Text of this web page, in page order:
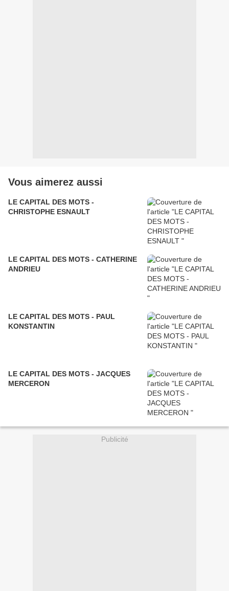
Vous aimerez aussi
LE CAPITAL DES MOTS -
CHRISTOPHE ESNAULT
LE CAPITAL DES MOTS - CATHERINE
ANDRIEU
LE CAPITAL DES MOTS - PAUL
KONSTANTIN
LE CAPITAL DES MOTS - JACQUES
MERCERON
Publicité